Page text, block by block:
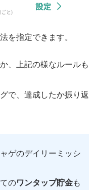
を指定できます。
、上記の様なルールも
で、達成したか振り返
ゲのデイリーミッシ
のワンタップ貯金も